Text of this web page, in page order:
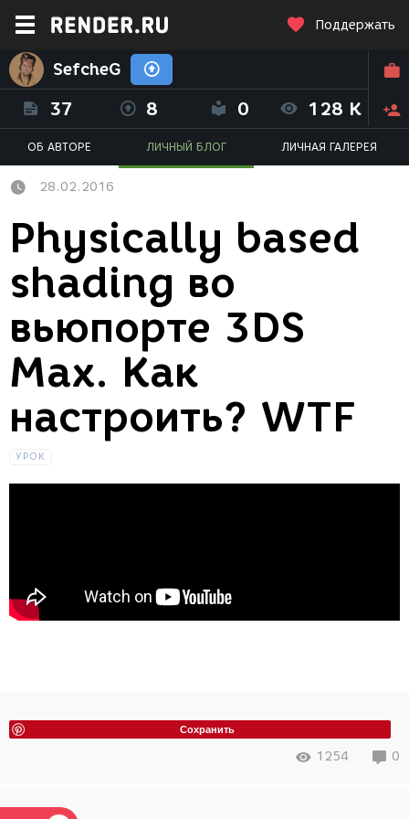
Поддержать
SefcheG
37 8 0 128 K
ОБ АВТОРЕ ЛИЧНЫЙ БЛОГ ЛИЧНАЯ ГАЛЕРЕЯ
28.02.2016
Physically based
shading во
вьюпорте 3DS
Max. Как
настроить? WTF
УРОК
Сохранить
1254 0